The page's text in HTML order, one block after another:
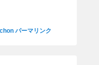
パーマリンク